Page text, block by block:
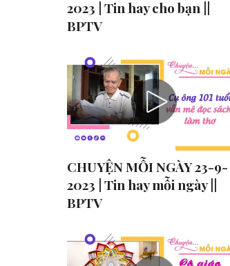
2023 | Tin hay cho bạn ||
BPTV
CHUYỆN MỖI NGÀY 23-9-
2023 | Tin hay mỗi ngày ||
BPTV